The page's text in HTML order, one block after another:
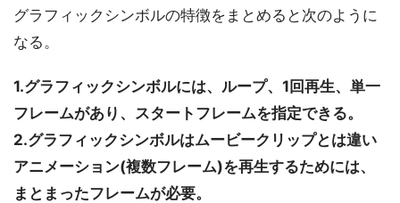
グラフィックシンボルの特徴をまとめると次のように
なる。
1.グラフィックシンボルには、ループ、1回再生、単一
フレームがあり、スタートフレームを指定できる。
2.グラフィックシンボルはムービークリップとは違い
アニメーション(複数フレーム)を再生するためには、
まとまったフレームが必要。